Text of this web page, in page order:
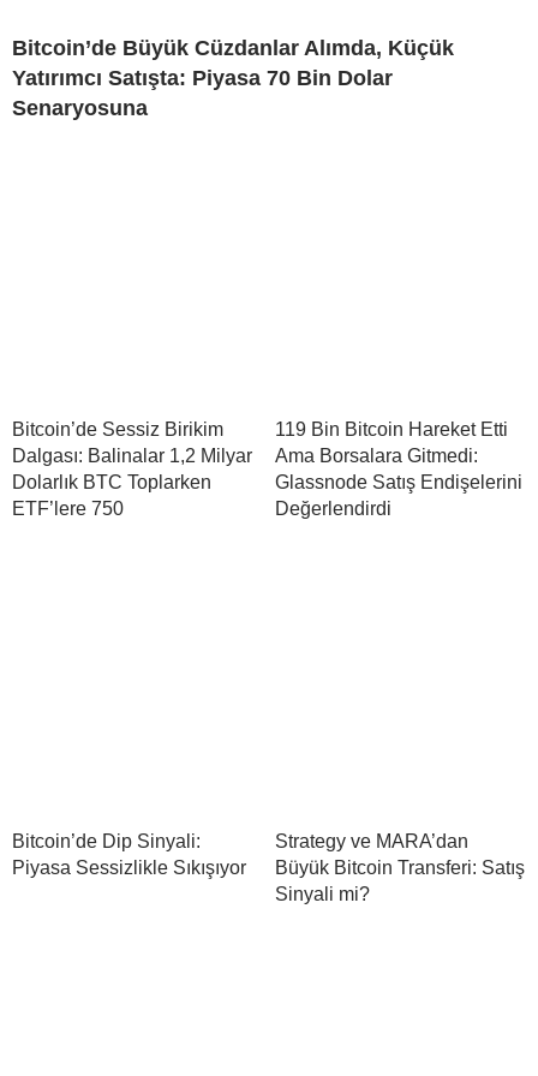
Bitcoin’de Büyük Cüzdanlar Alımda, Küçük
Yatırımcı Satışta: Piyasa 70 Bin Dolar
Senaryosuna
Bitcoin’de Sessiz Birikim
Dalgası: Balinalar 1,2 Milyar
Dolarlık BTC Toplarken
ETF’lere 750
119 Bin Bitcoin Hareket Etti
Ama Borsalara Gitmedi:
Glassnode Satış Endişelerini
Değerlendirdi
Bitcoin’de Dip Sinyali:
Piyasa Sessizlikle Sıkışıyor
Strategy ve MARA’dan
Büyük Bitcoin Transferi: Satış
Sinyali mi?